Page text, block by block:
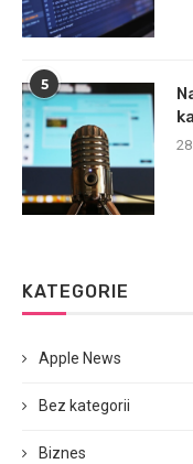
5
KATEGORIE
Apple News
Bez kategorii
Biznes